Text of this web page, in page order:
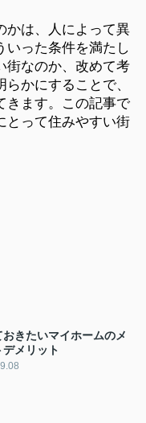
かは、人によって異
いった条件を満たし
街なのか、改めて考
かにすることで、
きます。この記事で
とって住みやすい街
おきたいマイホームのメ
デメリット